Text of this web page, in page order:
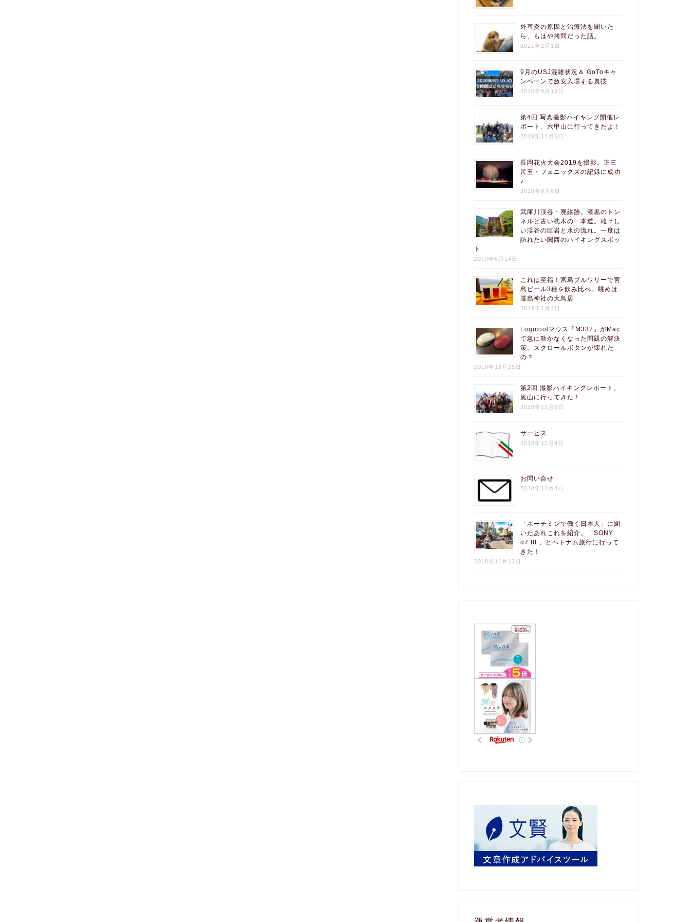
外耳炎の原因と治療法を聞いた
ら、もはや拷問だった話。
2021年2月1日
9月のUSJ混雑状況＆ GoToキャ
ンペーンで激安入場する裏技
2020年9月13日
第4回 写真撮影ハイキング開催レ
ポート。六甲山に行ってきたよ！
2019年11月5日
長岡花火大会2019を撮影。正三
尺玉・フェニックスの記録に成功
♪
2019年8月6日
武庫川渓谷・廃線跡。漆黒のトン
ネルと古い枕木の一本道。雄々し
い渓谷の巨岩と水の流れ。一度は
訪れたい関西のハイキングスポッ
ト
2019年6月14日
これは至福！宮島ブルワリーで宮
島ビール3種を飲み比べ。眺めは
厳島神社の大鳥居
2019年1月4日
Logicoolマウス「M337」がMac
で急に動かなくなった問題の解決
策。スクロールボタンが壊れた
の？
2018年12月25日
第2回 撮影ハイキングレポート。
嵐山に行ってきた！
2018年12月6日
サービス
2018年12月4日
お問い合せ
2018年12月4日
「ホーチミンで働く日本人」に聞
いたあれこれを紹介。「SONY
α7 III 」とベトナム旅行に行って
きた！
2018年11月12日